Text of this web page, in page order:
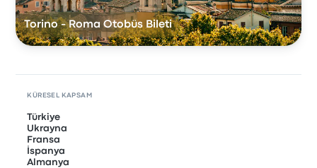
Torino - Roma Otobüs Bileti
KÜRESEL KAPSAM
Türkiye
Ukrayna
Fransa
İspanya
Almanya